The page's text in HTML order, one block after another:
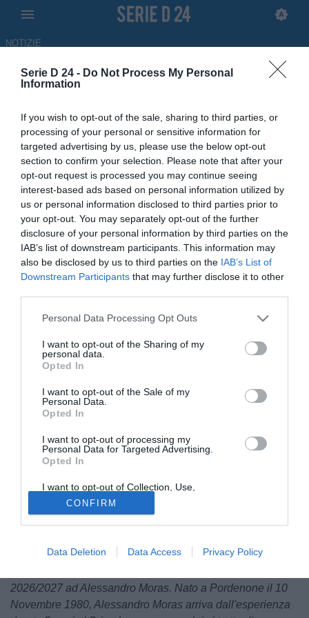
Serie D 24 - Do Not Process My Personal
Information
If you wish to opt-out of the sale, sharing to third parties, or
processing of your personal or sensitive information for
targeted advertising by us, please use the below opt-out
section to confirm your selection. Please note that after your
opt-out request is processed you may continue seeing
interest-based ads based on personal information utilized by
us or personal information disclosed to third parties prior to
your opt-out. You may separately opt-out of the further
disclosure of your personal information by third parties on the
IAB’s list of downstream participants. This information may
also be disclosed by us to third parties on the IAB’s List of
Downstream Participants that may further disclose it to other
Personal Data Processing Opt Outs
I want to opt-out of the Sharing of my
personal data.
Opted In
I want to opt-out of the Sale of my
Personal Data.
Opted In
I want to opt-out of processing my
Personal Data for Targeted Advertising.
Opted In
I want to opt-out of Collection, Use,
Retention, Sale, and/or Sharing of my
Personal Data that Is Unrelated with the
Purposes for which it was collected.
Opted Out
CONFIRM
Data Deletion Data Access Privacy Policy
NOTIZIE
Il Cjarlins Muzane ufficializza
Alessandro Moras per la guida
tecnica
UFFICIALE
22.05.2026 15:10 di Filippo Rossi
La squadra friulana ha ufficializzato l'arrivo di Alessandro Moras
per la stagione sportiva 2026/2027: sarà il nuovo allenatore
© foto di Sarah Furnari/TuttoLegaPro.com
Adesso è anche ufficiale, Alessandro
anticipato negli scorsi giorni, guiderà dunque i friulani
durante la prossima stagione dopo l'esperienza con il
Brian Lignano.Di seguito la nota ufficiale:
"Il Cjarlins Muzane comunica di aver affidato la guida
2026/2027 ad Alessandro Moras. Nato a Pordenone il 10
Novembre 1980, Alessandro Moras arriva dall'esperienza